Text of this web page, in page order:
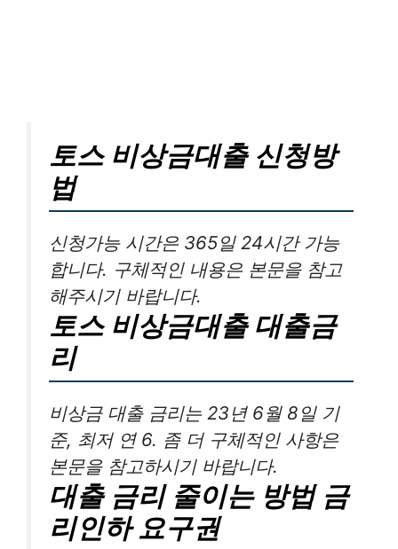
토스 비상금대출 신청방
법
신청가능 시간은 365일 24시간 가능
합니다. 구체적인 내용은 본문을 참고
해주시기 바랍니다.
토스 비상금대출 대출금
리
비상금 대출 금리는 23년 6월 8일 기
준, 최저 연 6. 좀 더 구체적인 사항은
본문을 참고하시기 바랍니다.
대출 금리 줄이는 방법 금
리인하 요구권